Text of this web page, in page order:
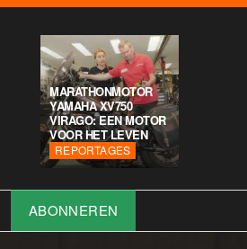
MARATHONMOTOR
YAMAHA XV750
VIRAGO: EEN MOTOR
VOOR HET LEVEN
REPORTAGES
ABONNEREN